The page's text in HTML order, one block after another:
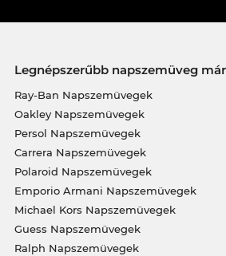
Legnépszerűbb napszemüveg
Ray-Ban Napszemüvegek
Oakley Napszemüvegek
Persol Napszemüvegek
Carrera Napszemüvegek
Polaroid Napszemüvegek
Emporio Armani Napszemüvegek
Michael Kors Napszemüvegek
Guess Napszemüvegek
Ralph Napszemüvegek